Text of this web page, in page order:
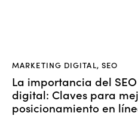
MARKETING DIGITAL, SEO
La importancia del
digital: Claves para
posicionamiento en